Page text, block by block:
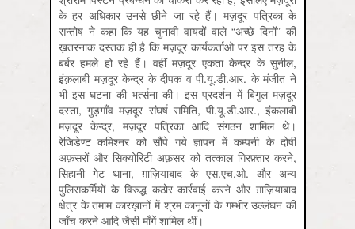
के हर अधिकार उनसे छीने जा रहे हैं। मज़दूर पत्रिका के
सन्तोष ने कहा कि यह चुनावी वायदों वाले “अच्छे दिनों” की
ख़तरनाक दस्तक ही है कि मज़दूर कार्यकर्ताओ पर इस तरह के
बर्बर हमले हो रहे हैं। वहीं मज़दूर एकता केन्द्र के सुनील,
इंक़लाबी मज़दूर केन्द्र के दीपक व पी.यू.डी.आर. के मंजीत ने
भी इस घटना की भर्त्सना की। इस प्रदर्शन में बिगुल मज़दूर
दस्ता, गुड़गाँव मज़दूर संघर्ष समिति, पी.यू.डी.आर., इंकलाबी
मज़दूर केन्द्र, मज़दूर पत्रिका आदि संगठन शामिल थे।
रेजिडेण्ट कमिश्नर को सौंपे गये ज्ञापन में कम्पनी के दोषी
अफ़सरों और सिक्योरिटी अफ़सर को तत्काल गिरफ़्तार करने,
सिहानी गेट थाना, ग़ाज़ियाबाद के एस.एच.ओ. और अन्य
पुलिसकर्मियों के विरुद्ध कठोर कार्रवाई करने और ग़ाज़ियाबाद
क्षेत्र के तमाम कारख़ानों में श्रम कानूनों के गम्भीर उल्लंघन की
जाँच करने आदि जैसी माँगें शामिल थीं।